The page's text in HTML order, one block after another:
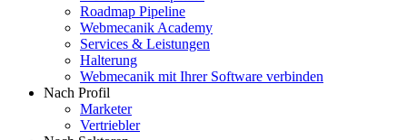
Roadmap Pipeline
Webmecanik Academy
Services & Leistungen
Halterung
Webmecanik mit Ihrer Software verbinden
Nach Profil
Marketer
Vertriebler